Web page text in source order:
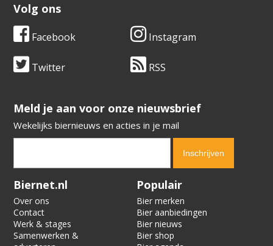
Volg ons
Facebook Instagram
Twitter RSS
​​​​​​​Meld je aan voor onze nieuwsbrief
Wekelijks biernieuws en acties in je mail
Verification code:
Biernet.nl
Over ons
Contact
Werk & stages
Samenwerken &
Populair
Bier merken
Bier aanbiedingen
Bier nieuws
Bier shop